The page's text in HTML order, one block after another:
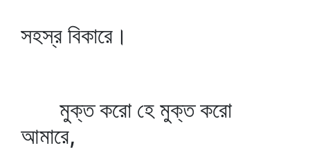
সহস্র বিকারে।
মুক্ত করো হে মুক্ত করো
আমারে,